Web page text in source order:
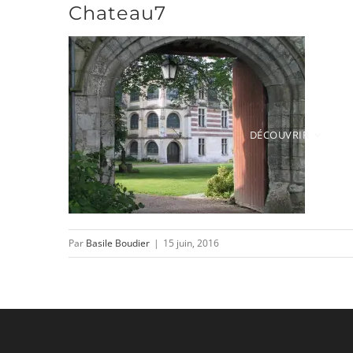
DÉCOUVRIR
Chateau7
Par Basile Boudier | 15 juin, 2016